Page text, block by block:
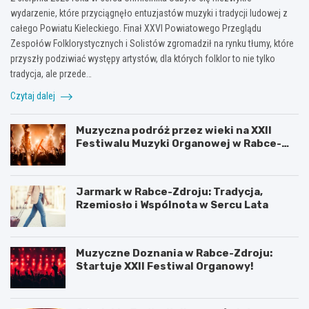
wydarzenie, które przyciągnęło entuzjastów muzyki i tradycji ludowej z
całego Powiatu Kieleckiego. Finał XXVI Powiatowego Przeglądu
Zespołów Folklorystycznych i Solistów zgromadził na rynku tłumy, które
przyszły podziwiać występy artystów, dla których folklor to nie tylko
tradycja, ale przede…
Czytaj dalej
Muzyczna podróż przez wieki na XXII
Festiwalu Muzyki Organowej w Rabce-
Jarmark w Rabce-Zdroju: Tradycja,
Rzemiosło i Wspólnota w Sercu Lata
Muzyczne Doznania w Rabce-Zdroju:
Startuje XXII Festiwal Organowy!